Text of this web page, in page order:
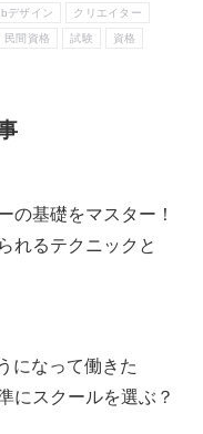
デザイン クリエイター
民間資格 試験 資格
の基礎をマスター！
れるテクニックと
になって働きた
スクールを選ぶ？